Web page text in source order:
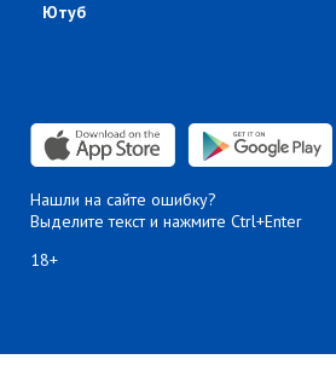
Ютуб
Нашли на сайте ошибку?
Выделите текст и нажмите Ctrl+Enter
18+